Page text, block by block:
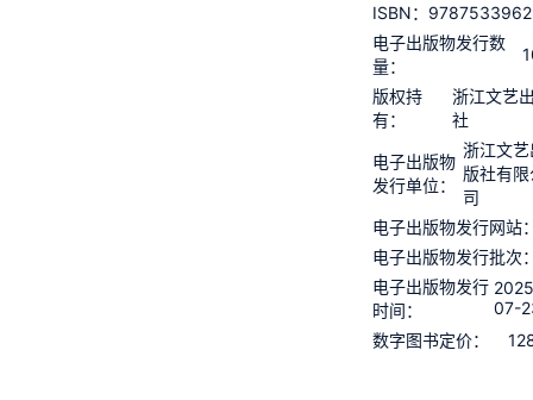
ISBN：
电子出版物发行数
量：
版权持
有：
浙江文艺
社
电子出版物
发行单位：
浙江文艺
版社有
司
电子出版物发行网站
电子出版物发行批次
电子出版物发行
时间：
07-
数字图书定价：